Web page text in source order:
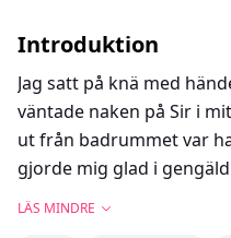
Introduktion
Jag satt på knä med
väntade naken på Sir i
ut från badrummet var
gjorde mig glad i
honom för vad han
LÄS MINDRE